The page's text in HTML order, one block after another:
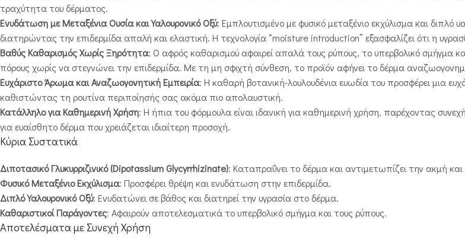
τραχύτητα του δέρματος.
Ενυδάτωση με Μεταξένια Ουσία και Υαλουρονικό Οξύ: Εμπλουτισμένο με φυσικό μεταξένιο εκχύλισμα και διπλό
διατηρώντας την επιδερμίδα απαλή και ελαστική. Η τεχνολογία “moisture introduction” εξασφαλίζει ότι η
Βαθύς Καθαρισμός Χωρίς Ξηρότητα: Ο αφρός καθαρισμού αφαιρεί απαλά τους ρύπους, το υπερβολικό σμήγμα
πόρους χωρίς να στεγνώνει την επιδερμίδα. Με τη μη σφιχτή σύνθεση, το προϊόν αφήνει το δέρμα
Ευχάριστο Άρωμα και Αναζωογονητική Εμπειρία: Η καθαρή βοτανική-λουλουδένια ευωδία του προσφέρει μια
καθιστώντας τη ρουτίνα περιποίησής σας ακόμα πιο απολαυστική.
Κατάλληλο για Καθημερινή Χρήση: Η ήπια του φόρμουλα είναι ιδανική για καθημερινή χρήση, παρέχοντας
για ευαίσθητο δέρμα που χρειάζεται ιδιαίτερη προσοχή.
Κύρια Συστατικά
Διποτασικό Γλυκυρριζινικό (Dipotassium Glycyrrhizinate): Καταπραΰνει το δέρμα και αντιμετωπίζει την ακμή και
Φυσικό Μεταξένιο Εκχύλισμα: Προσφέρει θρέψη και ενυδάτωση στην επιδερμίδα.
Διπλό Υαλουρονικό Οξύ: Ενυδατώνει σε βάθος και διατηρεί την υγρασία στο δέρμα.
Καθαριστικοί Παράγοντες: Αφαιρούν αποτελεσματικά το υπερβολικό σμήγμα και τους ρύπους.
Αποτελέσματα με Συνεχή Χρήση